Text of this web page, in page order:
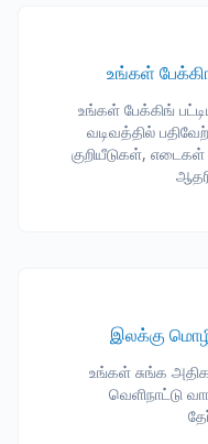
உங்கள்
உங்கள் பேக்கிங்
வடிவத்தில்
குறியீடுகள்,
இலக்கு
உங்கள் சுங்க
வெளிநாட்டு